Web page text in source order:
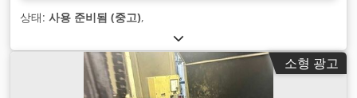
상태: 사용 준비됨 (중고),
소형 광고